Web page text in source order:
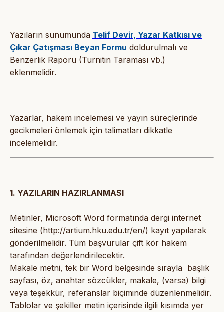
Yazıların sunumunda Telif Devir, Yazar Katkısı ve
Çıkar Çatışması Beyan Formu doldurulmalı ve
Benzerlik Raporu (Turnitin Taraması vb.)
eklenmelidir.
Yazarlar, hakem incelemesi ve yayın süreçlerinde
gecikmeleri önlemek için talimatları dikkatle
incelemelidir.
1. YAZILARIN HAZIRLANMASI
Metinler, Microsoft Word formatında dergi internet
sitesine (http://artium.hku.edu.tr/en/) kayıt yapılarak
gönderilmelidir. Tüm başvurular çift kör hakem
tarafından değerlendirilecektir.
Makale metni, tek bir Word belgesinde sırayla başlık
sayfası, öz, anahtar sözcükler, makale, (varsa) bilgi
veya teşekkür, referanslar biçiminde düzenlenmelidir.
Tablolar ve şekiller metin içerisinde ilgili kısımda yer